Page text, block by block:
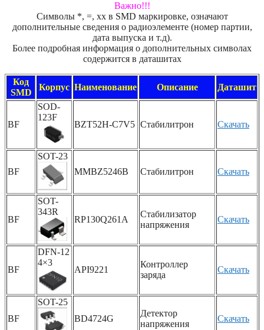
Важно!!!
Символы *, =, xx в SMD маркировке, означают
дополнительные сведения о радиоэлементе (номер партии,
дата выпуска и т.д).
Более подробная информация о дополнительных символах
содержится в даташитах
Код
SMD
Корпус Наименование Описание Даташит
BF
SOD-
123F
BZT52H-C7V5 Стабилитрон Скачать
BF
SOT-23
MMBZ5246B
Стабилитрон Скачать
BF
SOT-
343R
RP130Q261A
Стабилизатор
напряжения
Скачать
BF
DFN-12
4×3
API9221
Контроллер
заряда
Скачать
BF
SOT-25
BD4724G
Детектор
напряжения
Скачать